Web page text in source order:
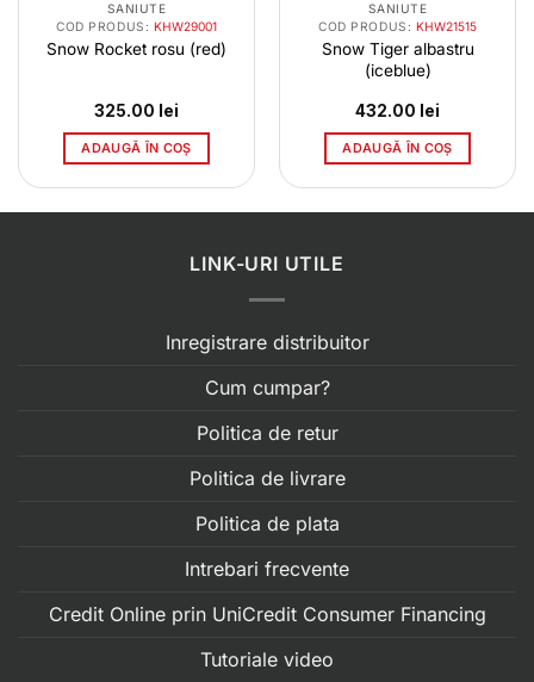
SANIUTE
COD PRODUS: KHW29001
Snow Rocket rosu (red)
325.00 lei
ADAUGĂ ÎN COȘ
SANIUTE
COD PRODUS: KHW21515
Snow Tiger albastru
(iceblue)
432.00 lei
ADAUGĂ ÎN COȘ
LINK-URI UTILE
Inregistrare distribuitor
Cum cumpar?
Politica de retur
Politica de livrare
Politica de plata
Intrebari frecvente
Credit Online prin UniCredit Consumer Financing
Tutoriale video